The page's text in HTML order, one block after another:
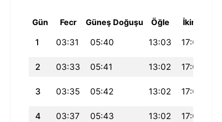
Gün Fecr Güneş Doğuşu Öğle İkindi
1 03:31 05:40 13:03 17:04
2 03:33 05:41 13:02 17:04
3 03:35 05:42 13:02 17:03
4 03:37 05:43 13:02 17:03